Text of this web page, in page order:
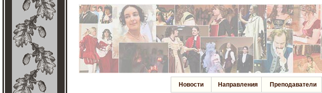
Новости Направления Преподаватели